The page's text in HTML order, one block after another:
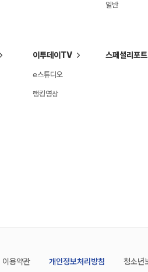
일반
이투데이TV
e스튜디오
랭킹영상
스페셜리포트
이용약관 개인정보처리방침 청소년